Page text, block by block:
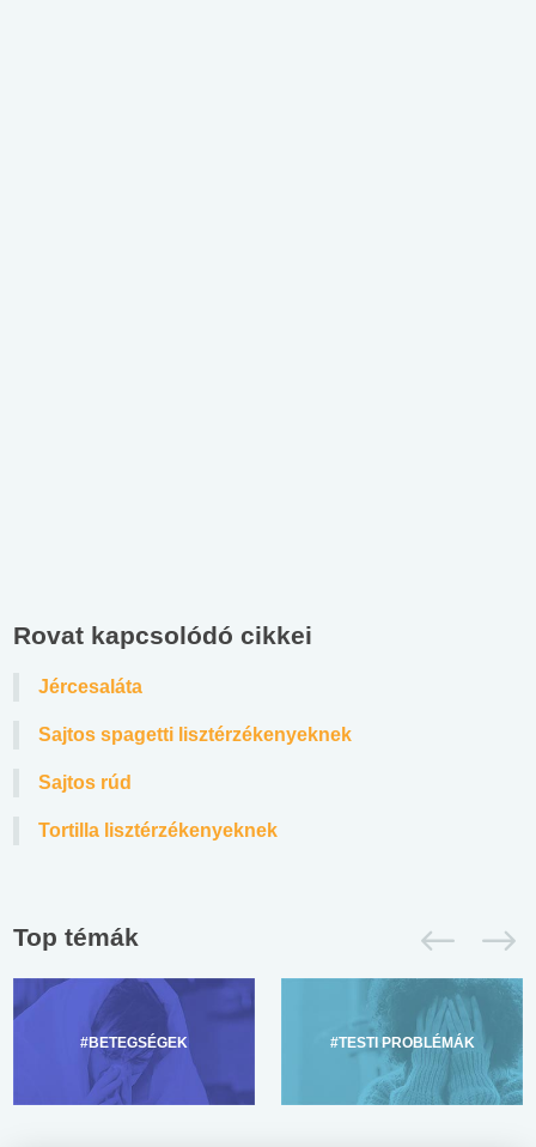
Rovat kapcsolódó cikkei
Jércesaláta
Sajtos spagetti lisztérzékenyeknek
Sajtos rúd
Tortilla lisztérzékenyeknek
Top témák
#BETEGSÉGEK #TESTI PROBLÉMÁK